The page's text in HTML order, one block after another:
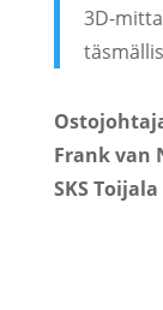
3D-
Frank van
SKS